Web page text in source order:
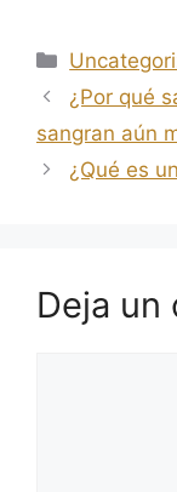
¿Por qué
sangran aún
¿Qué es
Deja un